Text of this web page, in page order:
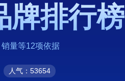
牌排行榜
量等12项依据
人气：53654